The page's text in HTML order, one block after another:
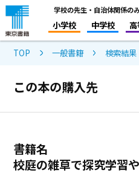
学校の先生・自治体関係の
小学校 中学校
TOP 一般書籍 検索結果
この本の購入先
書籍名
校庭の雑草で探究学習